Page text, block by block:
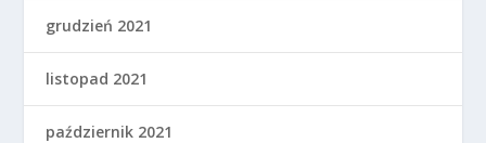
grudzień 2021
listopad 2021
październik 2021